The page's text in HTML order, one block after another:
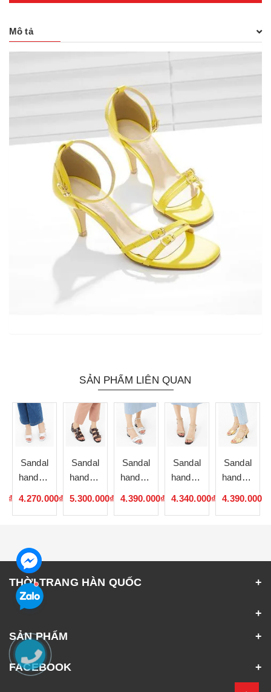
Mô tả
SẢN PHẨM LIÊN QUAN
Sandal
handmade
4.270.000₫
Sandal
handmade
5.300.000₫
Sandal
handmade
4.390.000₫
Sandal
handmade
4.340.000₫
Sandal
handmade
4.390.000₫
THỜI TRANG HÀN QUỐC
SẢN PHẨM
FACEBOOK